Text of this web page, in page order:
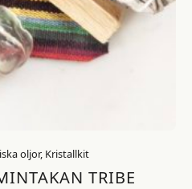
oljor, Kristallkit
TRIBE